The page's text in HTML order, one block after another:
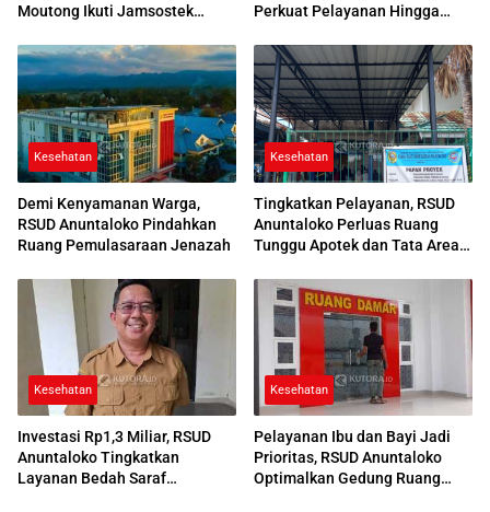
Moutong Ikuti Jamsostek
Perkuat Pelayanan Hingga
Kesehatan
Demi Kenyamanan Warga,
RSUD Anuntaloko Pindahkan
Ruang Pemulasaraan Jenazah
Kesehatan
Tingkatkan Pelayanan, RSUD
Anuntaloko Perluas Ruang
Tunggu Apotek dan Tata Area
Kesehatan
Investasi Rp1,3 Miliar, RSUD
Anuntaloko Tingkatkan
Layanan Bedah Saraf
Kesehatan
Pelayanan Ibu dan Bayi Jadi
Prioritas, RSUD Anuntaloko
Optimalkan Gedung Ruang